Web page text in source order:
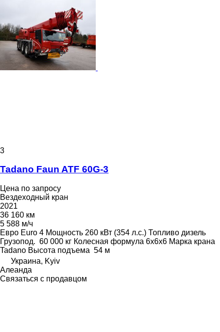
3
Tadano Faun ATF 60G-3
Цена по запросу
Вездеходный кран
2021
36 160 км
5 588 м/ч
Евро Euro 4 Мощность 260 кВт (354 л.с.) Топливо дизель
Грузопод. 60 000 кг Колесная формула 6x6x6 Марка крана
Tadano Высота подъема 54 м
Украина, Kyiv
Алеанда
Связаться с продавцом